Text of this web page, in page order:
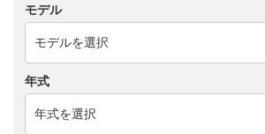
モデル
年式